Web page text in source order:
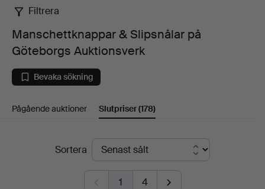
Manschettknappar
Slipsnålar
på
Auktionsverk
Filtrera
Manschettknappar & Slipsnålar på
Göteborgs Auktionsverk
Bevaka sökning
Pågående auktioner Slutpriser(178)
SlutpriserSortera
1 4